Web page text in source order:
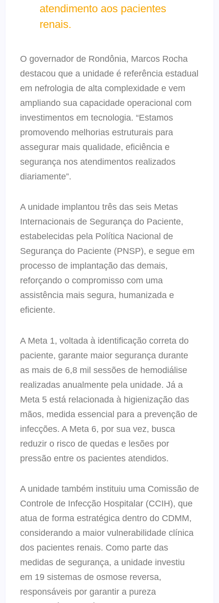
atendimento aos pacientes
renais.
O governador de Rondônia, Marcos Rocha
destacou que a unidade é referência estadual
em nefrologia de alta complexidade e vem
ampliando sua capacidade operacional com
investimentos em tecnologia. “Estamos
promovendo melhorias estruturais para
assegurar mais qualidade, eficiência e
segurança nos atendimentos realizados
diariamente”.
A unidade implantou três das seis Metas
Internacionais de Segurança do Paciente,
estabelecidas pela Política Nacional de
Segurança do Paciente (PNSP), e segue em
processo de implantação das demais,
reforçando o compromisso com uma
assistência mais segura, humanizada e
eficiente.
A Meta 1, voltada à identificação correta do
paciente, garante maior segurança durante
as mais de 6,8 mil sessões de hemodiálise
realizadas anualmente pela unidade. Já a
Meta 5 está relacionada à higienização das
mãos, medida essencial para a prevenção de
infecções. A Meta 6, por sua vez, busca
reduzir o risco de quedas e lesões por
pressão entre os pacientes atendidos.
A unidade também instituiu uma Comissão de
Controle de Infecção Hospitalar (CCIH), que
atua de forma estratégica dentro do CDMM,
considerando a maior vulnerabilidade clínica
dos pacientes renais. Como parte das
medidas de segurança, a unidade investiu
em 19 sistemas de osmose reversa,
responsáveis por garantir a pureza